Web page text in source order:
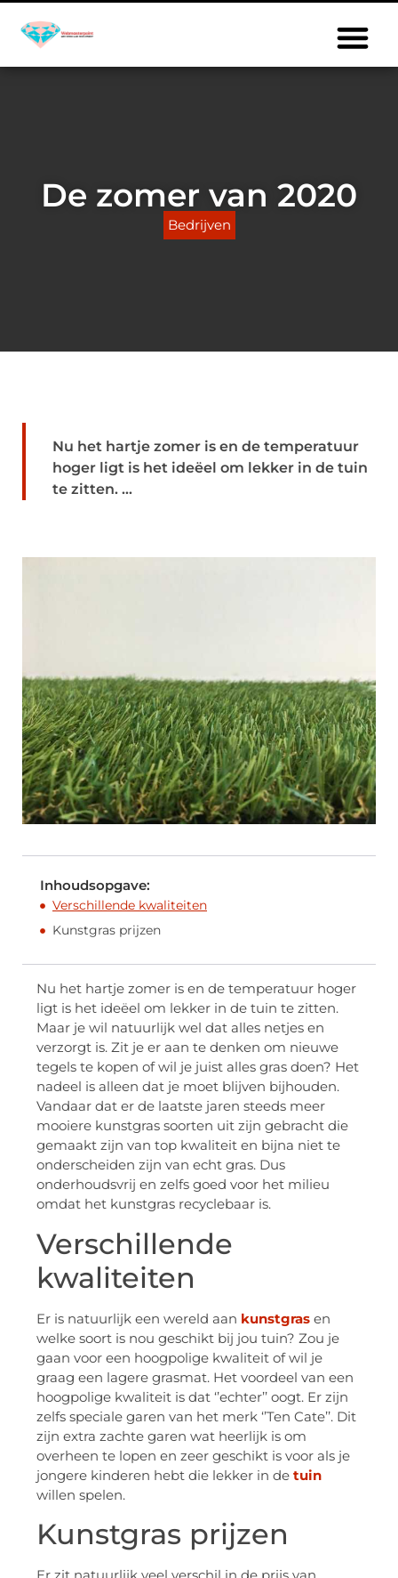
De zomer van 2020
Bedrijven
Nu het hartje zomer is en de temperatuur
hoger ligt is het ideëel om lekker in de tuin
te zitten. ...
Inhoudsopgave:
Verschillende kwaliteiten
Kunstgras prijzen
Nu het hartje zomer is en de temperatuur hoger
ligt is het ideëel om lekker in de tuin te zitten.
Maar je wil natuurlijk wel dat alles netjes en
verzorgt is. Zit je er aan te denken om nieuwe
tegels te kopen of wil je juist alles gras doen? Het
nadeel is alleen dat je moet blijven bijhouden.
Vandaar dat er de laatste jaren steeds meer
mooiere kunstgras soorten uit zijn gebracht die
gemaakt zijn van top kwaliteit en bijna niet te
onderscheiden zijn van echt gras. Dus
onderhoudsvrij en zelfs goed voor het milieu
omdat het kunstgras recyclebaar is.
Verschillende
kwaliteiten
Er is natuurlijk een wereld aan kunstgras en
welke soort is nou geschikt bij jou tuin? Zou je
gaan voor een hoogpolige kwaliteit of wil je
graag een lagere grasmat. Het voordeel van een
hoogpolige kwaliteit is dat ‘’echter’’ oogt. Er zijn
zelfs speciale garen van het merk ‘’Ten Cate’’. Dit
zijn extra zachte garen wat heerlijk is om
overheen te lopen en zeer geschikt is voor als je
jongere kinderen hebt die lekker in de tuin
willen spelen.
Kunstgras prijzen